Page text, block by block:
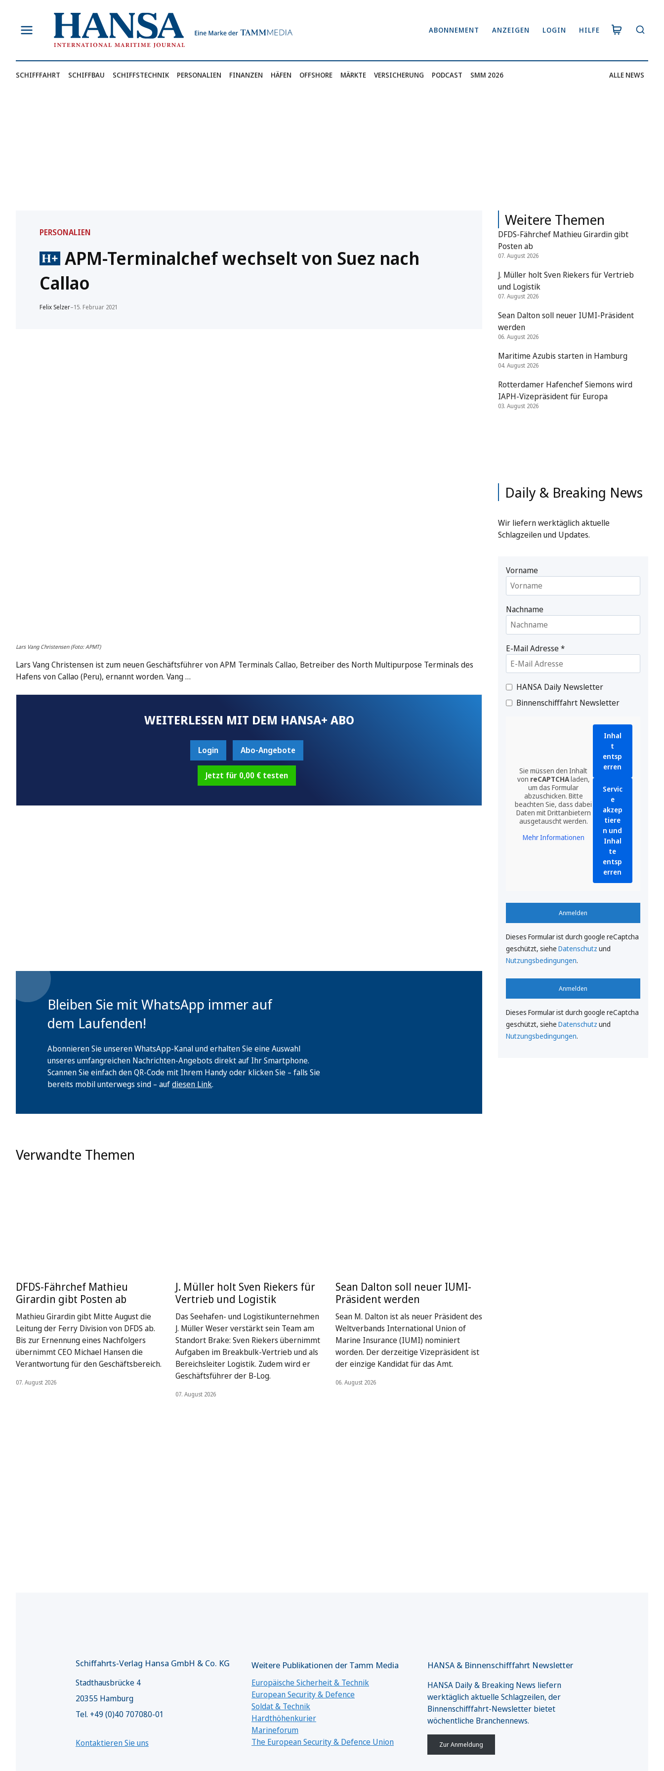
springen
ABONNEMENT ANZEIGEN LOGIN HILFE
SCHIFFFAHRT SCHIFFBAU SCHIFFSTECHNIK PERSONALIEN FINANZEN HÄFEN OFFSHORE MÄRKTE VERSICHERUNG PODCAST SMM 2026 ALLE NEWS
PERSONALIEN
APM-Terminalchef wechselt von Suez nach
Callao
Felix Selzer–15. Februar 2021
Lars Vang Christensen (Foto: APMT)
Lars Vang Christensen ist zum neuen Geschäftsführer von APM Terminals Callao, Betreiber des North Multipurpose Terminals des
Hafens von Callao (Peru), ernannt worden. Vang …
WEITERLESEN MIT DEM HANSA+ ABO
Login Abo-Angebote
Jetzt für 0,00 € testen
Bleiben Sie mit WhatsApp immer auf
dem Laufenden!
Abonnieren Sie unseren WhatsApp-Kanal und erhalten Sie eine Auswahl
unseres umfangreichen Nachrichten-Angebots direkt auf Ihr Smartphone.
Scannen Sie einfach den QR-Code mit Ihrem Handy oder klicken Sie – falls Sie
bereits mobil unterwegs sind – aufdiesen Link.
Verwandte Themen
DFDS-Fährchef Mathieu
Girardin gibt Posten ab
Mathieu Girardin gibt Mitte August die
Leitung der Ferry Division von DFDS ab.
Bis zur Ernennung eines Nachfolgers
übernimmt CEO Michael Hansen die
Verantwortung für den Geschäftsbereich.
07. August 2026
J. Müller holt Sven Riekers für
Vertrieb und Logistik
Das Seehafen- und Logistikunternehmen
J. Müller Weser verstärkt sein Team am
Standort Brake: Sven Riekers übernimmt
Aufgaben im Breakbulk-Vertrieb und als
Bereichsleiter Logistik. Zudem wird er
Geschäftsführer der B-Log.
07. August 2026
Sean Dalton soll neuer IUMI-
Präsident werden
Sean M. Dalton ist als neuer Präsident des
Weltverbands International Union of
Marine Insurance (IUMI) nominiert
worden. Der derzeitige Vizepräsident ist
der einzige Kandidat für das Amt.
06. August 2026
Weitere Themen
DFDS-Fährchef Mathieu Girardin gibt
Posten ab
07. August 2026
J. Müller holt Sven Riekers für Vertrieb
und Logistik
07. August 2026
Sean Dalton soll neuer IUMI-Präsident
werden
06. August 2026
Maritime Azubis starten in Hamburg
04. August 2026
Rotterdamer Hafenchef Siemons wird
IAPH-Vizepräsident für Europa
03. August 2026
Daily & Breaking News
Wir liefern werktäglich aktuelle
Schlagzeilen und Updates.
Vorname
Nachname
E-Mail Adresse*
HANSA Daily Newsletter
Binnenschifffahrt Newsletter
Sie müssen den Inhalt
von reCAPTCHAladen,
um das Formular
abzuschicken. Bitte
beachten Sie, dass dabei
Daten mit Drittanbietern
ausgetauscht werden.
Mehr Informationen
Inhal
t
entsp
erren
Servic
e
akzep
tiere
n und
Inhal
te
entsp
erren
Anmelden
Dieses Formular ist durch google reCaptcha
geschützt, siehe Datenschutz und
Nutzungsbedingungen.
Anmelden
Dieses Formular ist durch google reCaptcha
geschützt, siehe Datenschutz und
Nutzungsbedingungen.
Schiffahrts-Verlag Hansa GmbH & Co. KG
Stadthausbrücke 4
20355 Hamburg
Tel. +49 (0)40 707080-01
Kontaktieren Sie uns
Weitere Publikationen der Tamm Media
Europäische Sicherheit & Technik
European Security & Defence
Soldat & Technik
Hardthöhenkurier
Marineforum
The European Security & Defence Union
HANSA & Binnenschifffahrt Newsletter
HANSA Daily & Breaking News liefern
werktäglich aktuelle Schlagzeilen, der
Binnenschifffahrt-Newsletter bietet
wöchentliche Branchennews.
Zur Anmeldung